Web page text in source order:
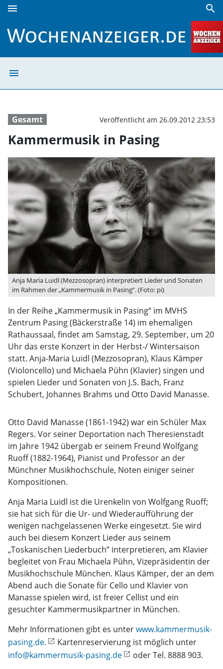
menu search
menu
Gesamt Veröffentlicht am 26.09.2012 23:53
Kammermusik in Pasing
Anja Maria Luidl (Mezzosopran) interpretiert Lieder und Sonaten
im Rahmen der „Kammermusik in Pasing”. (Foto: pi)
In der Reihe „Kammermusik in Pasing“ im MVHS
Zentrum Pasing (Bäckerstraße 14) im ehemaligen
Rathaussaal, findet am Samstag, 29. September, um 20
Uhr das erste Konzert in der Herbst-/ Wintersaison
statt. Anja-Maria Luidl (Mezzosopran), Klaus Kämper
(Violoncello) und Michaela Pühn (Klavier) singen und
spielen Lieder und Sonaten von J.S. Bach, Franz
Schubert, Johannes Brahms und Otto David Manasse.
Otto David Manasse (1861-1942) war ein Schüler Max
Regers. Vor seiner Deportation nach Theresienstadt
im Jahre 1942 übergab er seinem Freund Wolfgang
Ruoff (1882-1964), Pianist und Professor an der
Münchner Musikhochschule, Noten einiger seiner
Kompositionen.
Anja Maria Luidl ist die Urenkelin von Wolfgang Ruoff;
sie hat sich für die Ur- und Wiederaufführung der
wenigen nachgelassenen Werke eingesetzt. Sie wird
auch bei diesem Konzert Lieder aus seinem
„Toskanischen Liederbuch” interpretieren, am Klavier
begleitet von Frau Michaela Pühn, Vizepräsidentin der
Musikhochschule München. Klaus Kämper, der an dem
Abend auch die Sonate für Cello und Klavier von
Manasse spielen wird, ist freier Cellist und ein
gesuchter Kammermusikpartner in München.
Mehr Informationen gibt es unterwww.kammermusik-
pasing.de.
Kartenreservierung ist möglich unter
info@kammermusik-pasing.de
oder Tel. 8888 903.